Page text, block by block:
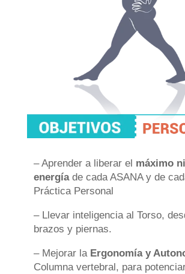
– Aprender a liberar el máximo
energíade cada ASANA y de
Práctica Personal
– Llevar inteligencia al Torso,
brazos y piernas.
– Mejorar la Ergonomía y
Columna vertebral, para